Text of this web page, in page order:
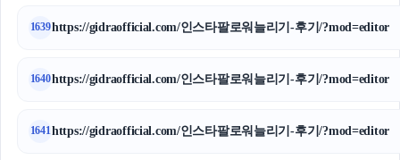
1639https://gidraofficial.com/인스타팔로워늘리기-후기/?mod=editor
1640https://gidraofficial.com/인스타팔로워늘리기-후기/?mod=editor
1641https://gidraofficial.com/인스타팔로워늘리기-후기/?mod=editor